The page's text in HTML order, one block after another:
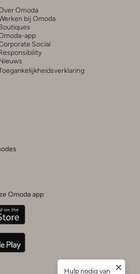
Omoda
bij Omoda
app
Social
Omoda app